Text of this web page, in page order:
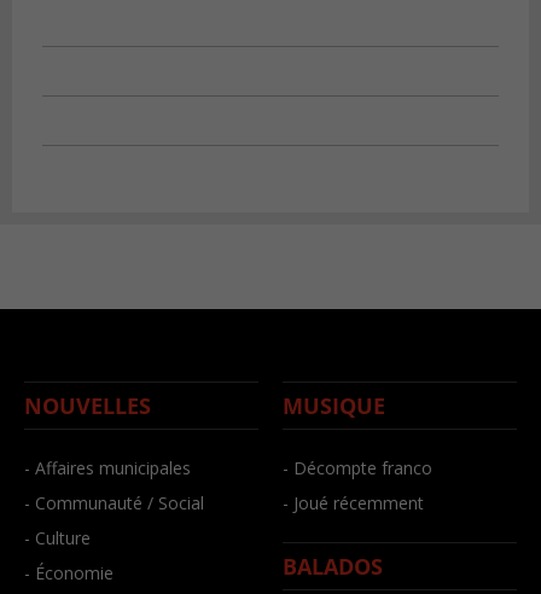
NOUVELLES
- Affaires municipales
- Communauté / Social
- Culture
- Économie
MUSIQUE
- Décompte franco
- Joué récemment
BALADOS